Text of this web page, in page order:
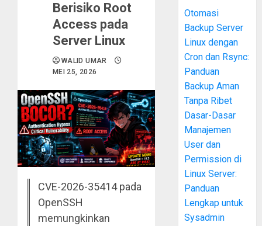
Berisiko Root
Access pada
Server Linux
WALID UMAR
MEI 25, 2026
CVE-2026-35414 pada
OpenSSH
memungkinkan
Otomasi
Backup Server
Linux dengan
Cron dan Rsync:
Panduan
Backup Aman
Tanpa Ribet
Dasar-Dasar
Manajemen
User dan
Permission di
Linux Server:
Panduan
Lengkap untuk
Sysadmin